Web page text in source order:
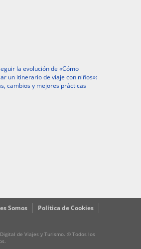
la evolución de «Cómo
un itinerario de viaje con niños»:
cambios y mejores prácticas
Somos
Política de Cookies
de Viajes y Turismo. © Todos los